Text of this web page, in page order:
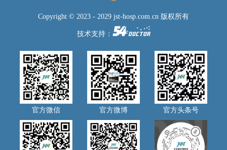
Copyright © 2023 - 2029 jst-hosp.com.cn 版权所有
技术支持：
官方微信 官方微博 官方头条号